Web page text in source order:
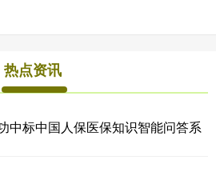
热点资讯
中标中国人保医保知识智能问答系